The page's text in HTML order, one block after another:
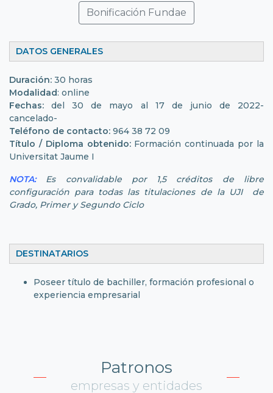
Bonificación Fundae
DATOS GENERALES
Duración: 30 horas
Modalidad: online
Fechas:del 30 de mayo al 17 de junio de 2022-
cancelado-
Teléfono de contacto: 964 38 72 09
Título / Diploma obtenido:Formación continuada por la
Universitat Jaume I
NOTA:Es convalidable por 1,5 créditos de libre
configuración para todas las titulaciones de la UJI de
Grado, Primer y Segundo Ciclo
DESTINATARIOS
Poseer título de bachiller, formación profesional o
experiencia empresarial
Patronos
empresas y entidades